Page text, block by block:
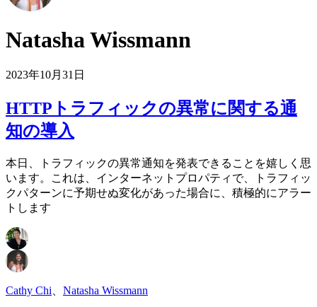
Natasha Wissmann
2023年10月31日
HTTPトラフィックの異常に関する通
知の導入
本日、トラフィックの異常通知を発表できることを嬉しく思
います。これは、インターネットプロパティで、トラフィッ
クパターンに予期せぬ変化があった場合に、積極的にアラー
トします
Cathy Chi Natasha Wissmann